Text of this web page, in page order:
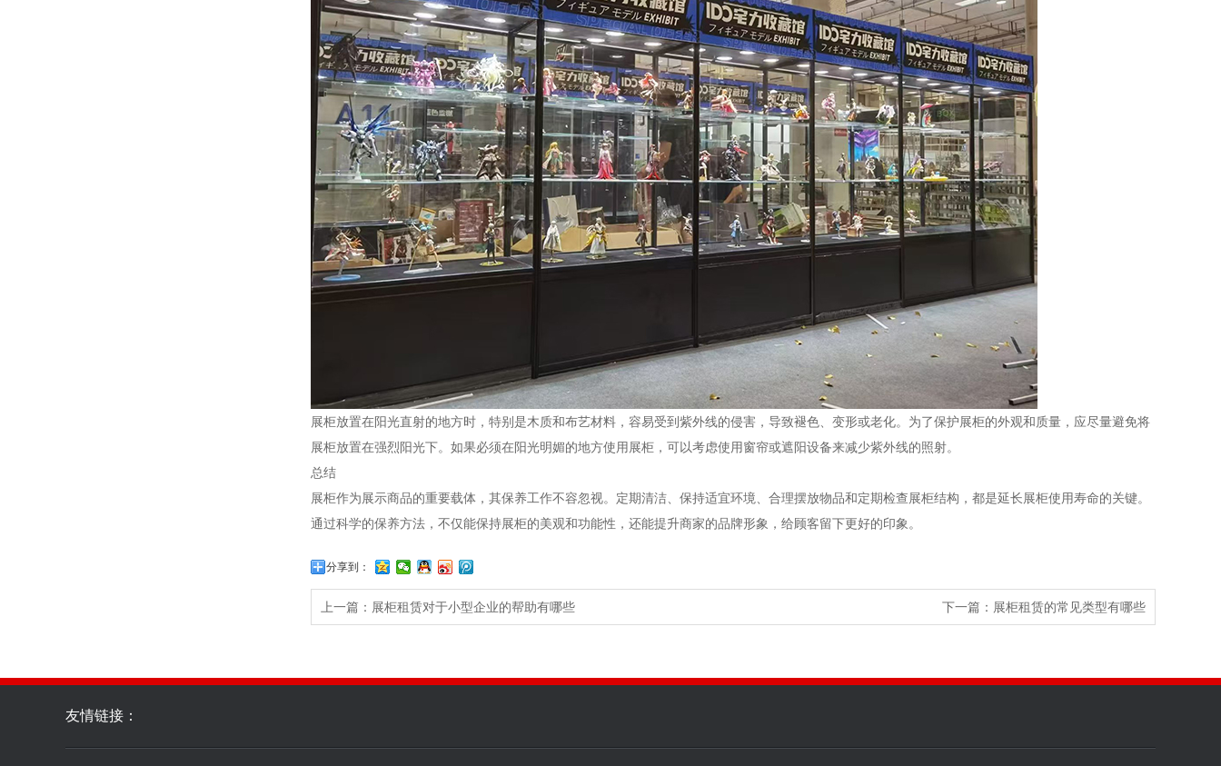
展柜放置在阳光直射的地方时，特别是木质和布艺材料，容易受到紫外线的侵害，导致褪色、变形或老化。为了保护展柜的外观和质量，应尽量避免将
展柜放置在强烈阳光下。如果必须在阳光明媚的地方使用展柜，可以考虑使用窗帘或遮阳设备来减少紫外线的照射。
总结
展柜作为展示商品的重要载体，其保养工作不容忽视。定期清洁、保持适宜环境、合理摆放物品和定期检查展柜结构，都是延长展柜使用寿命的关键。
通过科学的保养方法，不仅能保持展柜的美观和功能性，还能提升商家的品牌形象，给顾客留下更好的印象。
分享到：
上一篇： 展柜租赁对于小型企业的帮助有哪些 下一篇： 展柜租赁的常见类型有哪些
友情链接：